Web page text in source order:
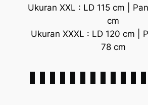
Ukuran XXL : LD 115 cm |
cm
Ukuran XXXL : LD 120 cm |
78 cm